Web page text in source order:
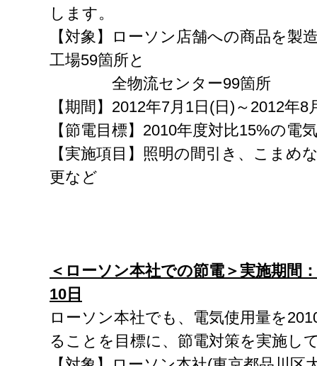
します。
【対象】ローソン店舗への商品を製
工場59箇所と
全物流センター99箇所
【期間】2012年7月1日(日)～2012年8
【節電目標】2010年度対比15%の電
【実施項目】照明の間引き、こまめ
更など
＜ローソン本社での節電＞実施期間：
10 日
ローソン本社でも、電気使用量を
ることを目標に、節電対策を実施し